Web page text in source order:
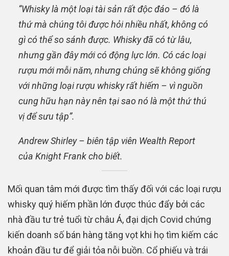
“Whisky là một loại tài sản rất độc đáo – đó là
thứ mà chúng tôi được hỏi nhiều nhất, không có
gì có thể so sánh được. Whisky đã có từ lâu,
nhưng gần đây mới có động lực lớn. Có các loại
rượu mới mỗi năm, nhưng chúng sẽ không giống
với những loại rượu whisky rất hiếm – vì nguồn
cung hữu hạn này nên tại sao nó là một thứ thú
vị để sưu tập”.
Andrew Shirley – biên tập viên Wealth Report
của Knight Frank cho biết.
Mối quan tâm mới được tìm thấy đối với các loại rượu
whisky quý hiếm phần lớn được thúc đẩy bởi các
nhà đầu tư trẻ tuổi từ châu Á, đại dịch Covid chứng
kiến ​​doanh số bán hàng tăng vọt khi họ tìm kiếm các
khoản đầu tư để giải tỏa nỗi buồn. Cổ phiếu và trái